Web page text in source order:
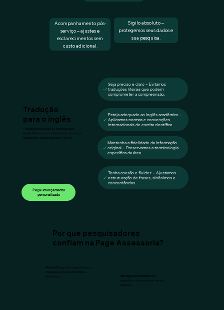
Acompanhamento pós-
serviço – ajustes e
esclarecimentos sem
custo adicional.
Sigilo absoluto –
protegemos seus dados e
sua pesquisa.
Tradução
para o inglês
A tradução para inglês é realizada por
especialistas com conhecimento técnico e
acadêmico, garantindo que o texto:
Peça um orçamento
personalizado
Seja preciso e claro – Evitamos
traduções literais que podem
comprometer a compreensão.
Esteja adequado ao inglês acadêmico –
Aplicamos normas e convenções
internacionais de escrita científica.
Mantenha a fidelidade da informação
original – Preservamos a terminologia
específica da área.
Tenha coesão e fluidez – Ajustamos
estruturação de frases, sinônimos e
concordâncias.
Mais de 10 anos
de experiência na
tradução e revisão de artigos
científicos.
Serviço recomendadopor
periódicos internacionais de alto
impacto.
Por que pesquisadores
confiam na Page Assessoria?